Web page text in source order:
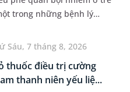
trong những bệnh lý
vào thời điểm giao mùa.
tổn thương ban đầ...
Sáu, 7 tháng 8, 2026
thuốc điều trị cường
thanh niên yếu liệ...